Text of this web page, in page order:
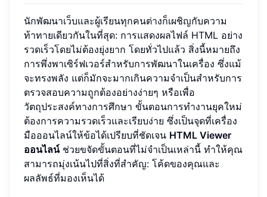
นักพัฒนาเว็บและผู้เรียนทุกคนต่างก็เผชิญกับความ
ท้าทายเดียวกันในที่สุด: การแสดงผลไฟล์ HTML อย่าง
รวดเร็วโดยไม่ต้องยุ่งยาก โดยทั่วไปแล้ว สิ่งนี้หมายถึง
การพึ่งพาเซิร์ฟเวอร์สำหรับการพัฒนาในเครื่อง ซึ่งแม้
จะทรงพลัง แต่ก็มักจะมากเกินความจำเป็นสำหรับการ
ตรวจสอบความถูกต้องอย่างง่ายๆ หรือเพื่อ
วัตถุประสงค์ทางการศึกษา ขั้นตอนการทำงานยุคใหม่
ต้องการความรวดเร็วและเรียบง่าย ซึ่งเป็นจุดที่เครื่อง
มือออนไลน์ให้ข้อได้เปรียบที่ชัดเจน HTML Viewer
ออนไลน์ช่วยขจัดขั้นตอนที่ไม่จำเป็นเหล่านี้ ทำให้คุณ
สามารถมุ่งเน้นไปที่สิ่งที่สำคัญ: โค้ดของคุณและ
ผลลัพธ์ที่มองเห็นได้